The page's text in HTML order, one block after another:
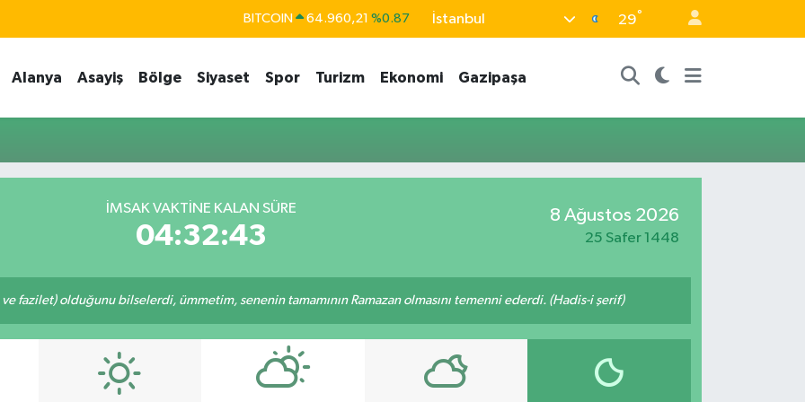
BITCOIN 64.960,21 %0.87
EURO 55,2510 %0.32
STERLİN 64,4811 %0.38
BİST100 13.779 %-14
İstanbul 29°
Alanya Asayiş Bölge Siyaset Spor Turizm Ekonomi Gazipaşa
İMSAK VAKTINE KALAN SÜRE
04:32:43
8 Ağustos 2026
25 Safer 1448
ve fazilet) olduğunu bilselerdi, ümmetim, senenin tamamının Ramazan olmasını temenni ederdi. (Hadis-i şerif)